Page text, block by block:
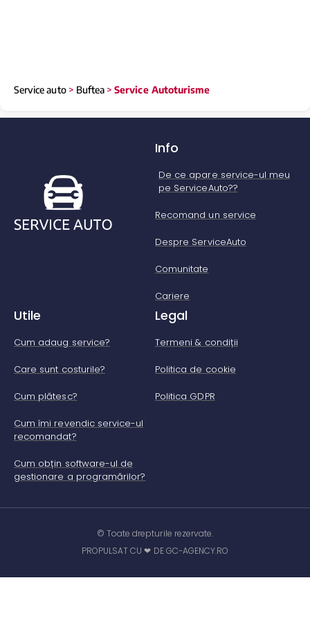
Service auto> Buftea >Service Autoturisme
Info
De ce apare service-ul meu
pe ServiceAuto??
Recomand un service
Despre ServiceAuto
Comunitate
Cariere
Utile
Cum adaug service?
Care sunt costurile?
Cum plătesc?
Cum îmi revendic service-ul
recomandat?
Cum obțin software-ul de
gestionare a programărilor?
Legal
Termeni & condiții
Politica de cookie
Politica GDPR
© Toate drepturile rezervate.
PROPULSAT CU ❤ DE GC-AGENCY.RO